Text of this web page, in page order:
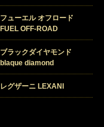
フューエル オフロード
FUEL OFF-ROAD
ブラックダイヤモンド
blaque diamond
レグザーニ LEXANI